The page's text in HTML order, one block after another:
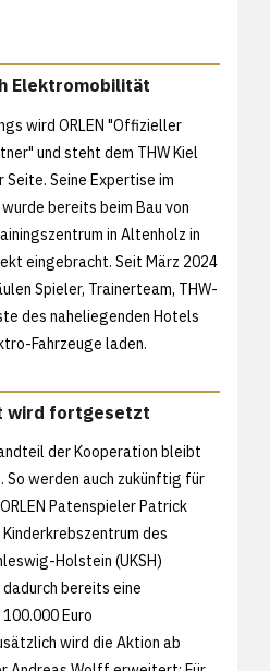
Elektromobilität
wird ORLEN "Offizieller
und steht dem THW Kiel
Seine Expertise im
bereits beim Bau von
in Altenholz in
eingebracht. Seit März 2024
Spieler, Trainerteam, THW-
des naheliegenden Hotels
Fahrzeuge laden.
wird fortgesetzt
der Kooperation bleibt
So werden auch zukünftig für
Patenspieler Patrick
des
Holstein (UKSH)
bereits eine
Euro
wird die Aktion ab